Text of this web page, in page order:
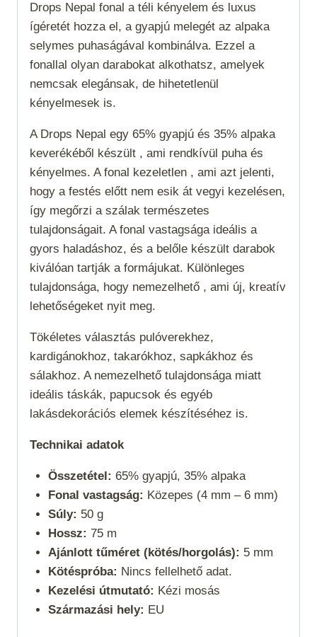
Drops Nepal fonal a téli kényelem és luxus
ígéretét hozza el, a gyapjú melegét az alpaka
selymes puhaságával kombinálva. Ezzel a
fonallal olyan darabokat alkothatsz, amelyek
nemcsak elegánsak, de hihetetlenül
kényelmesek is.
A Drops Nepal egy 65% gyapjú és 35% alpaka
keverékéből készült , ami rendkívül puha és
kényelmes. A fonal kezeletlen , ami azt jelenti,
hogy a festés előtt nem esik át vegyi kezelésen,
így megőrzi a szálak természetes
tulajdonságait. A fonal vastagsága ideális a
gyors haladáshoz, és a belőle készült darabok
kiválóan tartják a formájukat. Különleges
tulajdonsága, hogy nemezelhető , ami új, kreatív
lehetőségeket nyit meg.
Tökéletes választás pulóverekhez,
kardigánokhoz, takarókhoz, sapkákhoz és
sálakhoz. A nemezelhető tulajdonsága miatt
ideális táskák, papucsok és egyéb
lakásdekorációs elemek készítéséhez is.
Technikai adatok
Összetétel: 65% gyapjú, 35% alpaka
Fonal vastagság: Közepes (4 mm – 6 mm)
Súly: 50 g
Hossz: 75 m
Ajánlott tűméret (kötés/horgolás): 5 mm
Kötéspróba: Nincs fellelhető adat.
Kezelési útmutató: Kézi mosás
Származási hely: EU